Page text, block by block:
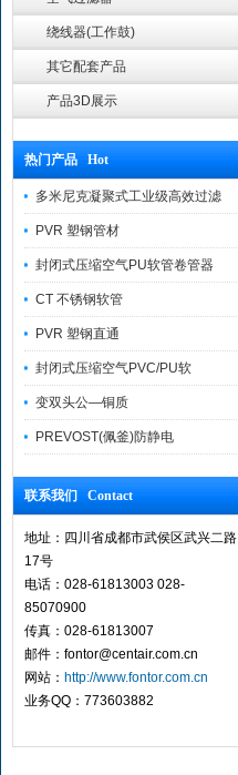
绕线器(工作鼓)
其它配套产品
产品3D展示
热门产品 Hot
多米尼克凝聚式工业级高效过滤
PVR 塑钢管材
封闭式压缩空气PU软管卷管器
CT 不锈钢软管
PVR 塑钢直通
封闭式压缩空气PVC/PU软
变双头公—铜质
PREVOST(佩釜)防静电
联系我们 Contact
地址：四川省成都市武侯区武兴二路
17号
电话：028-61813003 028-
85070900
传真：028-61813007
邮件：fontor@centair.com.cn
网站： http://www.fontor.com.cn
业务QQ：773603882